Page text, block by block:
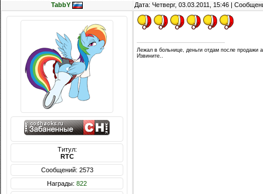
TabbY Дата: Четверг, 03.03.2011, 15:46 |
Титул:
RTC
Сообщений: 2573
Награды: 822
Лежал в больнице, деньги отдам после продажи
Извините..